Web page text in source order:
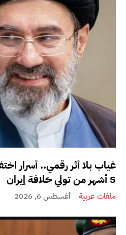
غياب بلا أثر رقمي.. أسرار
5 أشهر من تولي خلافة إيران
ملفات عربية أغسطس 6, 2026